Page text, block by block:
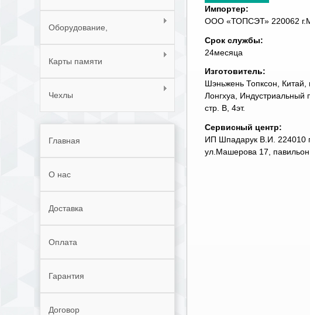
Импортер:
ООО «ТОПСЭТ» 220062
Срок службы:
24месяца
Изготовитель:
Шэньжень Топксон, Китай,
Лонгхуа, Индустриальный
стр. В, 4эт.
Сервисный центр:
ИП Шпадарук В.И. 224010
ул.Машерова 17,
телефонов
Оборудование,
инструменты, расходные
материалы
Карты памяти
Чехлы
Главная
О нас
Доставка
Оплата
Гарантия
Договор